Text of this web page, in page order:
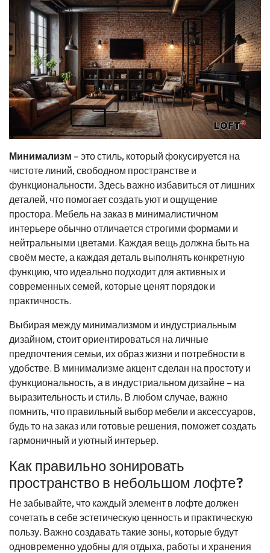
Минимализм – это стиль, который фокусируется на
чистоте линий, свободном пространстве и
функциональности. Здесь важно избавиться от лишних
деталей, что помогает создать уют и ощущение
простора. Мебель на заказ в минималистичном
интерьере обычно отличается строгими формами и
нейтральными цветами. Каждая вещь должна быть на
своём месте, а каждая деталь выполнять конкретную
функцию, что идеально подходит для активных и
современных семей, которые ценят порядок и
практичность.
Выбирая между минимализмом и индустриальным
дизайном, стоит ориентироваться на личные
предпочтения семьи, их образ жизни и потребности в
удобстве. В минимализме акцент сделан на простоту и
функциональность, а в индустриальном дизайне – на
выразительность и стиль. В любом случае, важно
помнить, что правильный выбор мебели и аксессуаров,
будь то на заказ или готовые решения, поможет создать
гармоничный и уютный интерьер.
Как правильно зонировать
пространство в небольшом лофте?
Не забывайте, что каждый элемент в лофте должен
сочетать в себе эстетическую ценность и практическую
пользу. Важно создавать такие зоны, которые будут
одновременно удобны для отдыха, работы и хранения